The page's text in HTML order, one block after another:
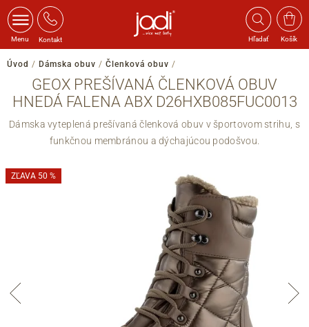
Menu Kontakt Hľadať Košík
Úvod / Dámska obuv / Členková obuv /
GEOX PREŠÍVANÁ ČLENKOVÁ OBUV
HNEDÁ FALENA ABX D26HXB085FUC0013
Dámska vyteplená prešívaná členková obuv v športovom strihu, s
funkčnou membránou a dýchajúcou podošvou.
ZĽAVA 50 %